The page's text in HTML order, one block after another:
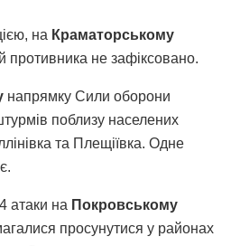
на Краматорському
противника не зафіксовано.
напрямку Сили оборони
поблизу населених
та Плещіївка. Одне
атаки на Покровському
просунутися у районах